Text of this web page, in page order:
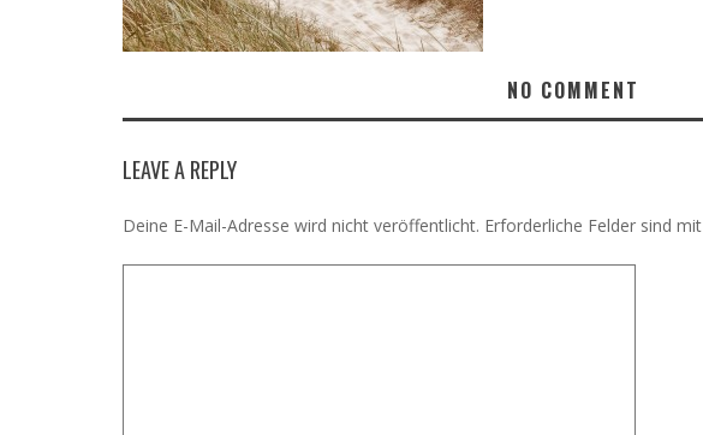
NO COMMENT
LEAVE A REPLY
Deine E-Mail-Adresse wird nicht veröffentlicht. Erforderliche Felder sind mit